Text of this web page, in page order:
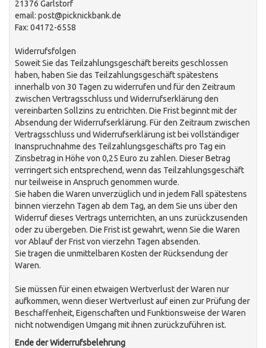
21376 Garlstorf
email: post@picknickbank.de
Fax: 04172-6558
Widerrufsfolgen
Soweit Sie das Teilzahlungsgeschäft bereits geschlossen
haben, haben Sie das Teilzahlungsgeschäft spätestens
innerhalb von 30 Tagen zu widerrufen und für den Zeitraum
zwischen Vertragsschluss und Widerrufserklärung den
vereinbarten Sollzins zu entrichten. Die Frist beginnt mit der
Absendung der Widerrufserklärung. Für den Zeitraum zwischen
Vertragsschluss und Widerrufserklärung ist bei vollständiger
Inanspruchnahme des Teilzahlungsgeschäfts pro Tag ein
Zinsbetrag in Höhe von 0,25 Euro zu zahlen. Dieser Betrag
verringert sich entsprechend, wenn das Teilzahlungsgeschäft
nur teilweise in Anspruch genommen wurde.
Sie haben die Waren unverzüglich und in jedem Fall spätestens
binnen vierzehn Tagen ab dem Tag, an dem Sie uns über den
Widerruf dieses Vertrags unterrichten, an uns zurückzusenden
oder zu übergeben. Die Frist ist gewahrt, wenn Sie die Waren
vor Ablauf der Frist von vierzehn Tagen absenden.
Sie tragen die unmittelbaren Kosten der Rücksendung der
Waren.
Sie müssen für einen etwaigen Wertverlust der Waren nur
aufkommen, wenn dieser Wertverlust auf einen zur Prüfung der
Beschaffenheit, Eigenschaften und Funktionsweise der Waren
nicht notwendigen Umgang mit ihnen zurückzuführen ist.
Ende der Widerrufsbelehrung